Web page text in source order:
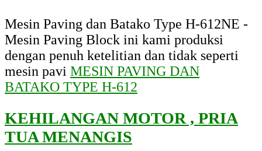
Mesin Paving dan Batako Type H-612NE -
Mesin Paving Block ini kami produksi
dengan penuh ketelitian dan tidak seperti
mesin pavi MESIN PAVING DAN
BATAKO TYPE H-612
KEHILANGAN MOTOR , PRIA
TUA MENANGIS